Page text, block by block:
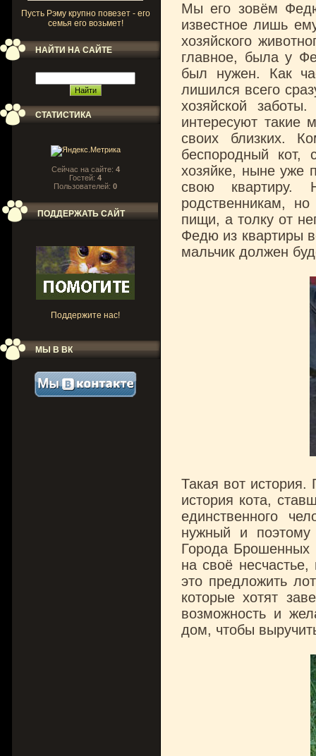
Пусть Рэму крупно повезет - его
семья его возьмет!
НАЙТИ НА САЙТЕ
СТАТИСТИКА
Сейчас на сайте: 4
Гостей: 4
Пользователей: 0
ПОДДЕРЖАТЬ САЙТ
Поддержите нас!
МЫ В ВК
Мы его зовём
известное лишь
хозяйского
главное, была у
был нужен. Как
лишился всего
хозяйской
интересуют такие
своих близких.
беспородный кот,
хозяйке, ныне уже
свою квартиру.
родственникам,
пищи, а толку от
Федю из квартиры
мальчик должен
Такая вот
история кота,
единственного
нужный и
Города Брошенных
на своё
это предложить
которые хотят
возможность и
дом, чтобы